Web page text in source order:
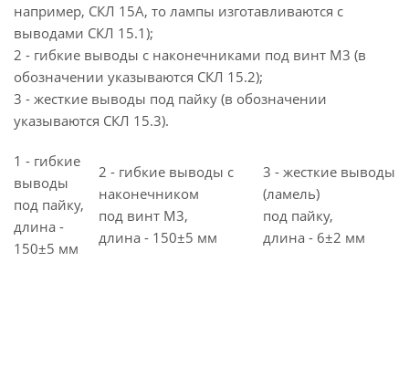
например, СКЛ 15А, то лампы изготавливаются с
выводами СКЛ 15.1);
2 - гибкие выводы с наконечниками под винт М3 (в
обозначении указываются СКЛ 15.2);
3 - жесткие выводы под пайку (в обозначении
указываются СКЛ 15.3).
1 - гибкие
выводы
под пайку,
длина -
150±5 мм
2 - гибкие выводы с
наконечником
под винт M3,
длина - 150±5 мм
3 - жесткие выводы
(ламель)
под пайку,
длина - 6±2 мм